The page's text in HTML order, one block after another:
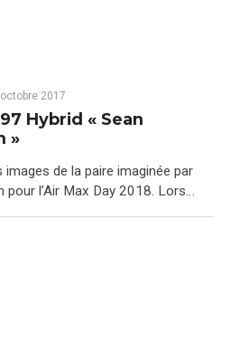
2017
Hybrid « Sean
»
de la paire imaginée par
pour l’Air Max Day 2018. Lors…